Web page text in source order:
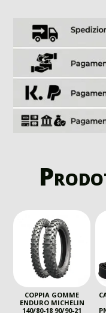
COPPIA GOMME
ENDURO MICHELIN
140/80-18 90/90-21